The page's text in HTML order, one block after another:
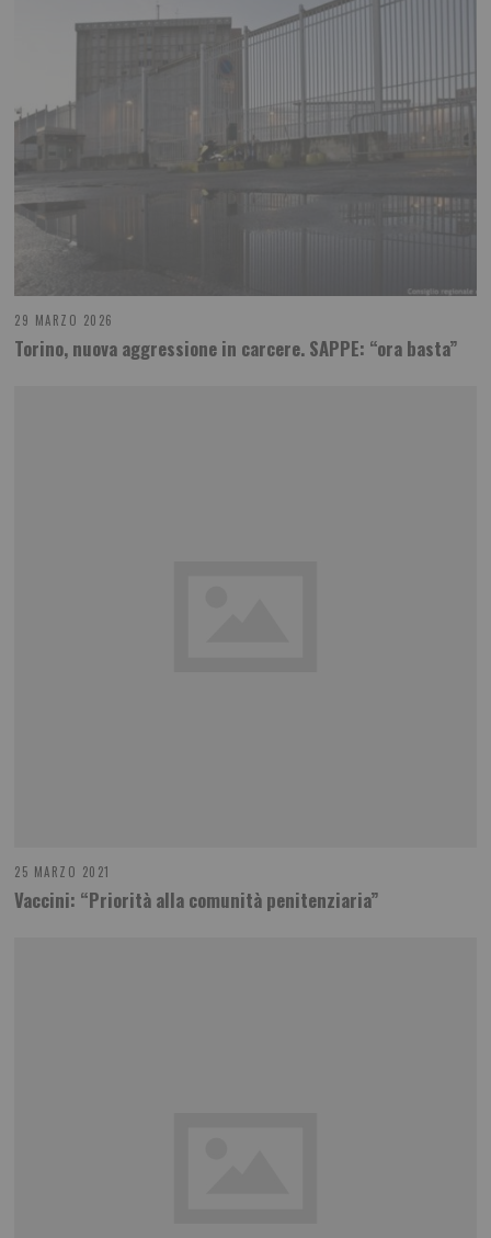
29 MARZO 2026
Torino, nuova aggressione in carcere. SAPPE: “ora basta”
25 MARZO 2021
Vaccini: “Priorità alla comunità penitenziaria”